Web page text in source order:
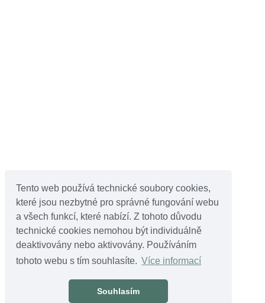
Tento web používá technické soubory cookies,
které jsou nezbytné pro správné fungování webu
a všech funkcí, které nabízí. Z tohoto důvodu
technické cookies nemohou být individuálně
deaktivovány nebo aktivovány. Používáním
tohoto webu s tím souhlasíte. Více informací
Souhlasím